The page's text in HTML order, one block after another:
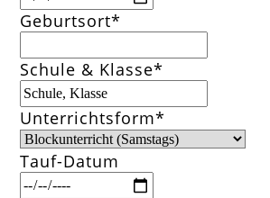
Pflichtfeld
Geburtsort*
Pflichtfeld
Schule & Klasse*
Pflichtfeld
Unterrichtsform*
Tauf-Datum